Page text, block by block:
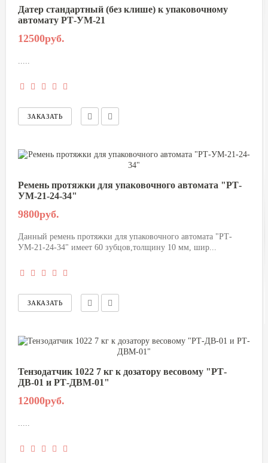
Датер стандартный (без клише) к упаковочному
автомату РТ-УМ-21
12500руб.
Ремень протяжки для упаковочного автомата "РТ-
УМ-21-24-34"
9800руб.
Данный ремень протяжки для упаковочного автомата "РТ-
УМ-21-24-34" имеет 60 зубцов,толщину 10 мм, шир...
Тензодатчик 1022 7 кг к дозатору весовому "РТ-
ДВ-01 и РТ-ДВМ-01"
12000руб.